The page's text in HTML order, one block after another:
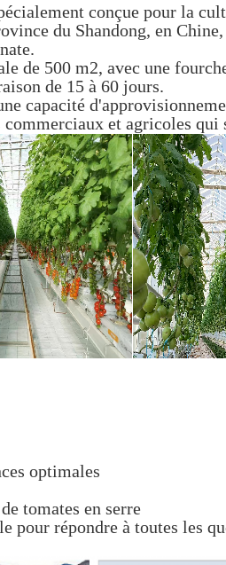
conçue pour la
du Shandong, en Chine,
de 500 m2, avec une
de 15 à 60 jours.
capacité
et agricoles
optimales
tomates en serre
répondre à toutes les